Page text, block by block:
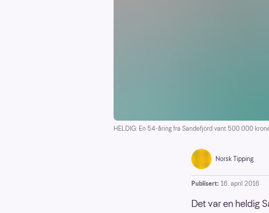
HELDIG: En 54-åring fra Sandefjord vant 500 000
Norsk Tipping
Publisert: 16. april 2016
Det var en heldig